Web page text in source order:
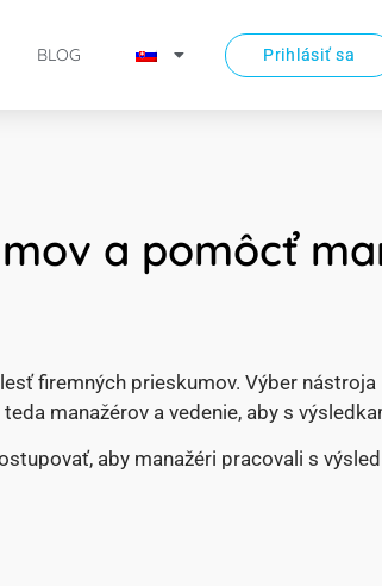
BLOG Prihlásiť sa
a pomôcť
firemných prieskumov. Výber
manažérov a vedenie, aby s
aby manažéri pracovali s